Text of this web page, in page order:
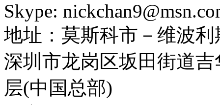
Skype:
地址： 莫斯科市－维波
深圳市龙岗区坂田街道
层(中国总部)